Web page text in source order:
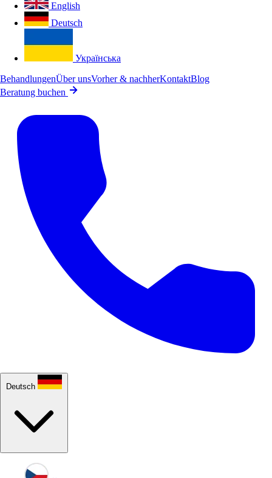
English
Deutsch
Українська
BehandlungenÜber unsVorher & nachherKontaktBlog
Beratung buchen
Deutsch